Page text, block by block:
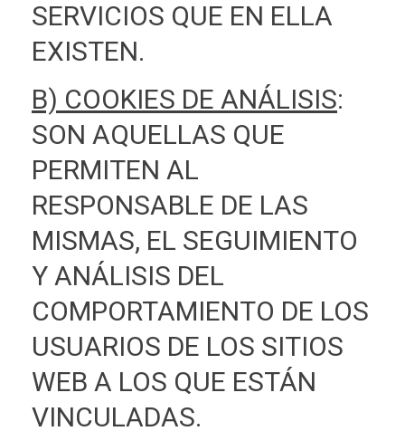
SERVICIOS QUE EN ELLA
EXISTEN.
B) COOKIES DE ANÁLISIS:
SON AQUELLAS QUE
PERMITEN AL
RESPONSABLE DE LAS
MISMAS, EL SEGUIMIENTO
Y ANÁLISIS DEL
COMPORTAMIENTO DE LOS
USUARIOS DE LOS SITIOS
WEB A LOS QUE ESTÁN
VINCULADAS.